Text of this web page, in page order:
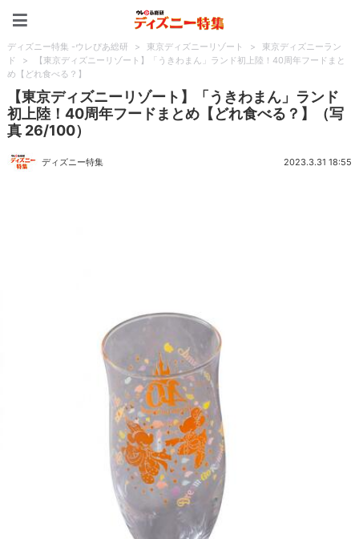
ディズニー特集 -ウレぴあ総研 > 東京ディズニーリゾート >
東京ディズニーラン
ド
>
【東京ディズニーリゾート】「うきわまん」ランド初上陸！40周年フードまと
め【どれ食べる？】
【東京ディズニーリゾート】「うきわまん」ランド
初上陸！40周年フードまとめ【どれ食べる？】（写
真 26/100）
ディズニー特集 2023.3.31 18:55